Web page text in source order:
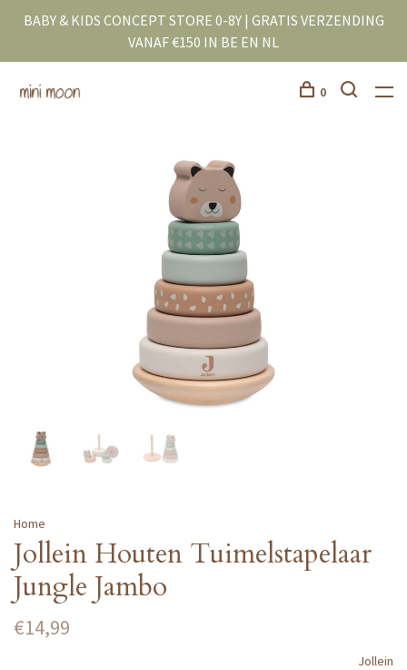
BABY & KIDS CONCEPT STORE 0-8Y | GRATIS VERZENDING
VANAF €150 IN BE EN NL
0
Home
Jollein Houten Tuimelstapelaar
Jungle Jambo
€14,99
Jollein